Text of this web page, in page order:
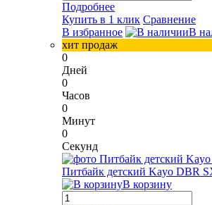
Подробнее
Купить в 1 клик Сравнение
В избранное
В
хит продаж
0
Дней
0
Часов
0
Минут
0
Секунд
Питбайк детский Kayo DBR
В корзину